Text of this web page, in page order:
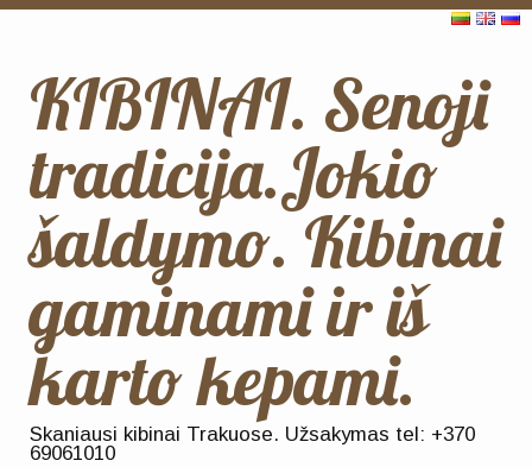
KIBINAI. Senoji
tradicija.Jokio
šaldymo. Kibinai
gaminami ir iš
karto kepami.
Skaniausi kibinai Trakuose. Užsakymas tel: +370
69061010